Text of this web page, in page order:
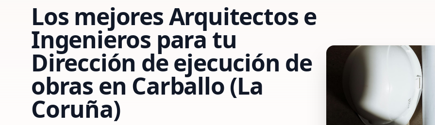
Los mejores Arquitectos e
Ingenieros para tu
Dirección de ejecución de
obras en Carballo (La
Coruña)